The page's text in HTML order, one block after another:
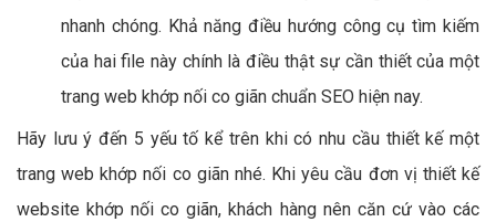
nhanh chóng. Khả năng điều hướng công cụ tìm kiếm
của hai file này chính là điều thật sự cần thiết của một
trang web khớp nối co giãn chuẩn SEO hiện nay.
Hãy lưu ý đến 5 yếu tố kể trên khi có nhu cầu thiết kế một
trang web khớp nối co giãn nhé. Khi yêu cầu đơn vị thiết kế
website khớp nối co giãn, khách hàng nên căn cứ vào các